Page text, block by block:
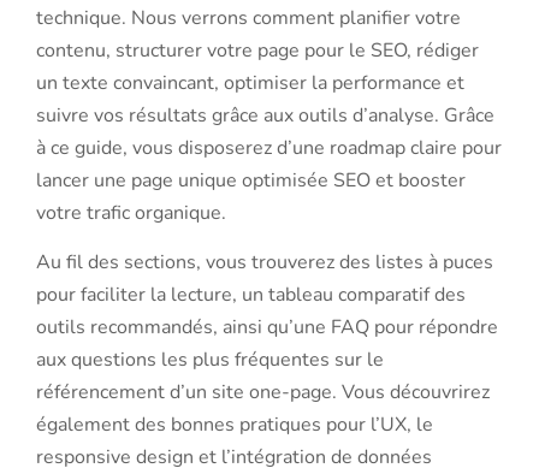
technique. Nous verrons comment planifier votre
contenu, structurer votre page pour le SEO, rédiger
un texte convaincant, optimiser la performance et
suivre vos résultats grâce aux outils d’analyse. Grâce
à ce guide, vous disposerez d’une roadmap claire pour
lancer une page unique optimisée SEO et booster
votre trafic organique.
Au fil des sections, vous trouverez des listes à puces
pour faciliter la lecture, un tableau comparatif des
outils recommandés, ainsi qu’une FAQ pour répondre
aux questions les plus fréquentes sur le
référencement d’un site one-page. Vous découvrirez
également des bonnes pratiques pour l’UX, le
responsive design et l’intégration de données